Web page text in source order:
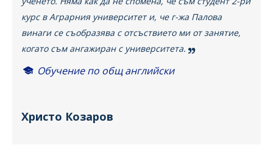
Христо Козаров
курс в Аграрния университет и, че г-жа Палова
винаги се съобразява с отсъствието ми от занятие,
когато съм ангажиран с университета.
Обучение по общ английски